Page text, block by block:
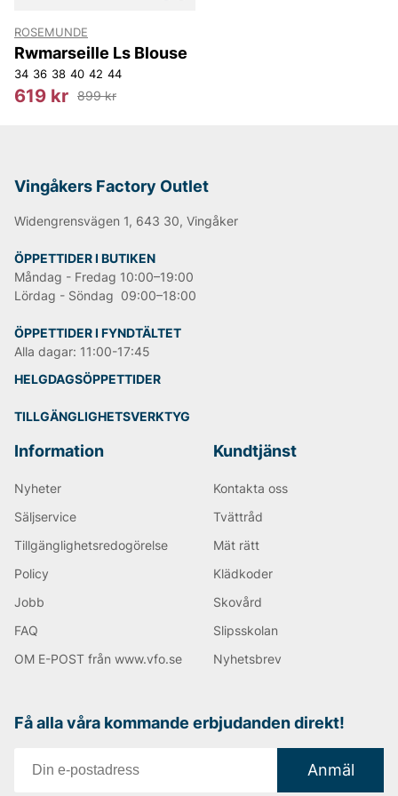
ROSEMUNDE
Rwmarseille Ls Blouse
34 36 38 40 42 44
619 kr 899 kr
Vingåkers Factory Outlet
Widengrensvägen 1, 643 30, Vingåker
ÖPPETTIDER I BUTIKEN
Måndag - Fredag 10:00–19:00
Lördag - Söndag 09:00–18:00
ÖPPETTIDER I FYNDTÄLTET
Alla dagar: 11:00-17:45
HELGDAGSÖPPETTIDER
TILLGÄNGLIGHETSVERKTYG
Information
Nyheter
Säljservice
Tillgänglighetsredogörelse
Policy
Jobb
FAQ
OM E-POST från www.vfo.se
Kundtjänst
Kontakta oss
Tvättråd
Mät rätt
Klädkoder
Skovård
Slipsskolan
Nyhetsbrev
Få alla våra kommande erbjudanden direkt!
Anmäl